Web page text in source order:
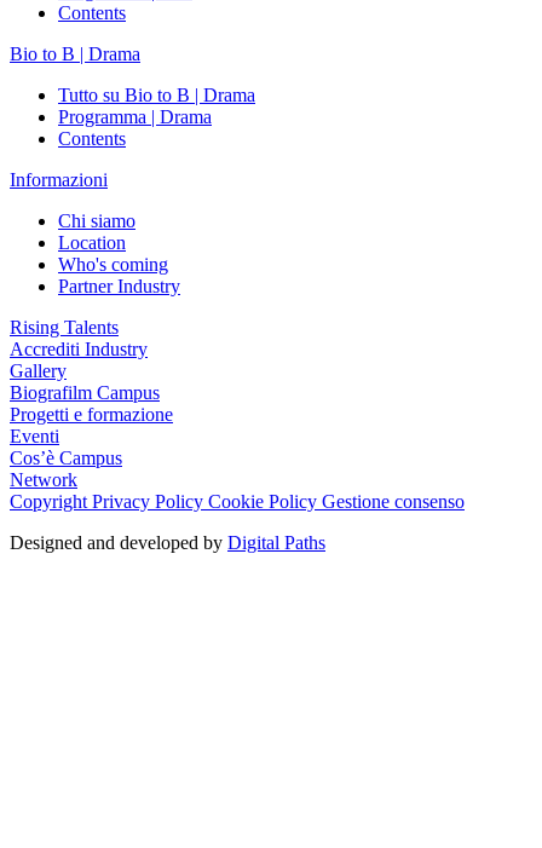
Contents
Bio to B | Drama
Tutto su Bio to B | Drama
Programma | Drama
Contents
Informazioni
Chi siamo
Location
Who's coming
Partner Industry
Rising Talents
Accrediti Industry
Gallery
Biografilm Campus
Progetti e formazione
Eventi
Cos’è Campus
Network
Copyright Privacy Policy Cookie Policy Gestione consenso
Designed and developed by Digital Paths